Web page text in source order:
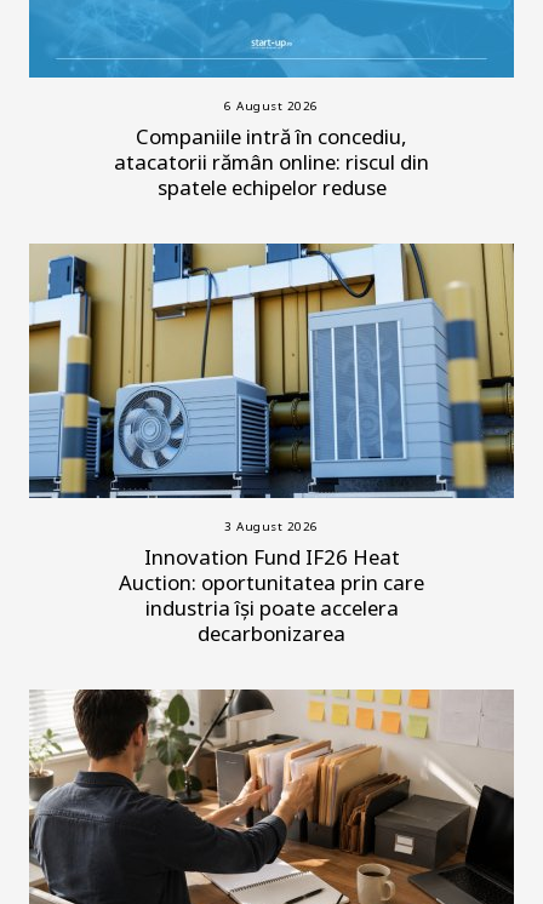
6 August 2026
Companiile intră în concediu,
atacatorii rămân online: riscul din
spatele echipelor reduse
3 August 2026
Innovation Fund IF26 Heat
Auction: oportunitatea prin care
industria își poate accelera
decarbonizarea